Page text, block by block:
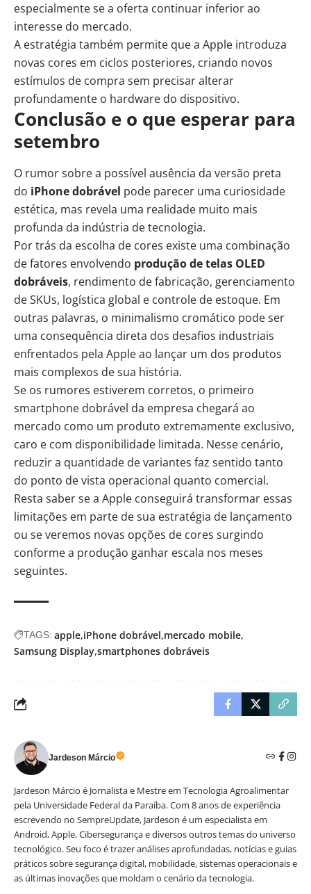
especialmente se a oferta continuar inferior ao
interesse do mercado.
A estratégia também permite que a Apple introduza
novas cores em ciclos posteriores, criando novos
estímulos de compra sem precisar alterar
profundamente o hardware do dispositivo.
Conclusão e o que esperar para
setembro
O rumor sobre a possível ausência da versão preta
do iPhone dobrável pode parecer uma curiosidade
estética, mas revela uma realidade muito mais
profunda da indústria de tecnologia.
Por trás da escolha de cores existe uma combinação
de fatores envolvendo produção de telas OLED
dobráveis, rendimento de fabricação, gerenciamento
de SKUs, logística global e controle de estoque. Em
outras palavras, o minimalismo cromático pode ser
uma consequência direta dos desafios industriais
enfrentados pela Apple ao lançar um dos produtos
mais complexos de sua história.
Se os rumores estiverem corretos, o primeiro
smartphone dobrável da empresa chegará ao
mercado como um produto extremamente exclusivo,
caro e com disponibilidade limitada. Nesse cenário,
reduzir a quantidade de variantes faz sentido tanto
do ponto de vista operacional quanto comercial.
Resta saber se a Apple conseguirá transformar essas
limitações em parte de sua estratégia de lançamento
ou se veremos novas opções de cores surgindo
conforme a produção ganhar escala nos meses
seguintes.
TAGS: apple iPhone dobrável mercado mobile
Samsung Display smartphones dobráveis
Jardeson Márcio
Jardeson Márcio é Jornalista e Mestre em Tecnologia Agroalimentar
pela Universidade Federal da Paraíba. Com 8 anos de experiência
escrevendo no SempreUpdate, Jardeson é um especialista em
Android, Apple, Cibersegurança e diversos outros temas do universo
tecnológico. Seu foco é trazer análises aprofundadas, notícias e guias
práticos sobre segurança digital, mobilidade, sistemas operacionais e
as últimas inovações que moldam o cenário da tecnologia.